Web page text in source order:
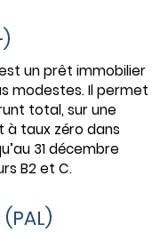
est un prêt immobilier
modestes. Il permet
total, sur une
à taux zéro dans
31 décembre
B2 et C.